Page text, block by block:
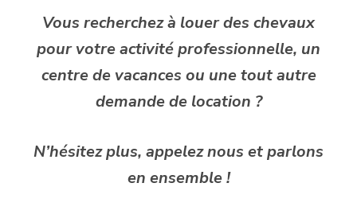
Vous recherchez à louer des chevaux
pour votre activité professionnelle, un
centre de vacances ou une tout autre
demande de location ?
N’hésitez plus, appelez nous et parlons
en ensemble !